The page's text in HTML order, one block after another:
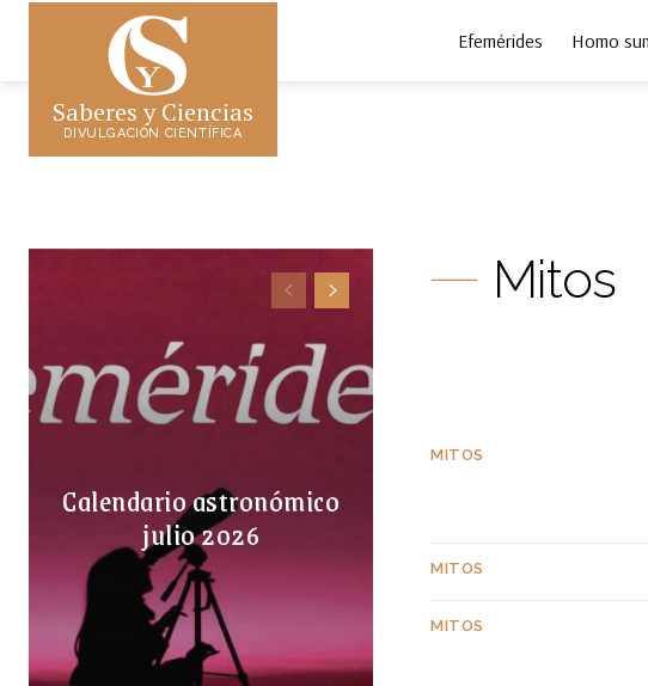
Saberes y Ciencias
DIVULGACIÓN CIENTÍFICA
Efemérides Homo
Calendario astronómico
julio 2026
Mitos
MITOS
MITOS
MITOS